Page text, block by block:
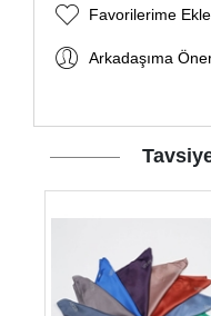
Favorilerime Ekle
Arkadaşıma